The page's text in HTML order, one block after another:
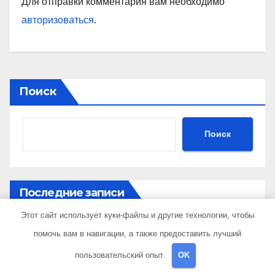
авторизоваться.
Поиск
Поиск
Последние записи
Порядок и особенности срочного выкупа
Этот сайт использует куки-файлы и другие технологии, чтобы
помочь вам в навигации, а также предоставить лучший
пользовательский опыт. OK